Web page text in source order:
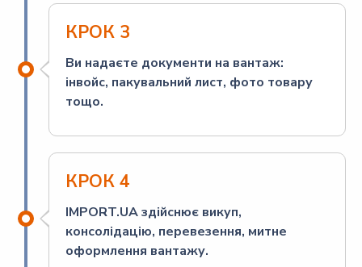
КРОК 3
Ви надаєте документи на вантаж:
інвойс, пакувальний лист, фото товару
тощо.
КРОК 4
IMPORT.UA здійснює викуп,
консолідацію, перевезення, митне
оформлення вантажу.